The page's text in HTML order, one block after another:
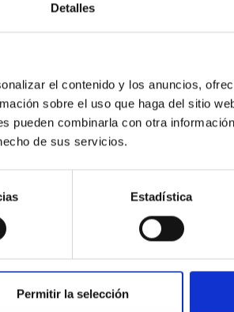
Detalles
el contenido y los anuncios,
sobre el uso que haga del sitio
pueden combinarla con otra
de sus servicios.
Estadística
Permitir la selección
of the universe, the production
galaxies with the cosmic web.
on during the formation of the